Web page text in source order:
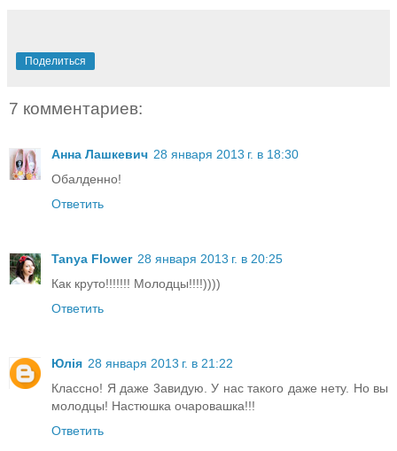
Поделиться
7 комментариев:
Анна Лашкевич 28 января 2013 г. в 18:30
Обалденно!
Ответить
Tanya Flower 28 января 2013 г. в 20:25
Как круто!!!!!!! Молодцы!!!!))))
Ответить
Юлія 28 января 2013 г. в 21:22
Классно! Я даже 3авидую. У нас такого даже нету. Но вы
молодцы! Настюшка очаровашка!!!
Ответить